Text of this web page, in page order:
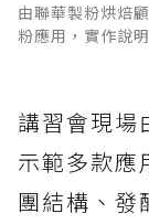
由聯華製粉烘焙
粉應用，實作說
講習會現場
示範多款應
團結構、發